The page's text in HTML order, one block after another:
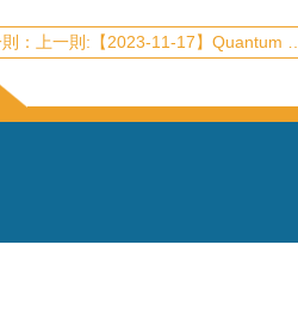
上一則:【2023-11-17】Quantum sensing with solid-state quantum electronics